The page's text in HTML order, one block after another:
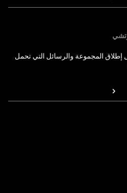
المجموعة والرسائل التي تحمل